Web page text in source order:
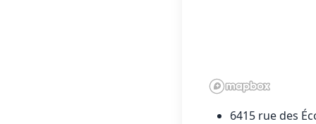
6415 rue des